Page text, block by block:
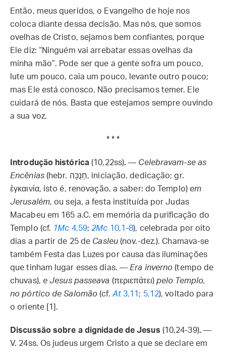
Então, meus queridos, o Evangelho de hoje nos
coloca diante dessa decisão. Mas nós, que somos
ovelhas de Cristo, sejamos bem confiantes, porque
Ele diz: “Ninguém vai arrebatar essas ovelhas da
minha mão”. Pode ser que a gente sofra um pouco,
lute um pouco, caia um pouco, levante outro pouco;
mas Ele está conosco. Não precisamos temer. Ele
cuidará de nós. Basta que estejamos sempre ouvindo
a sua voz.
* * *
Introdução histórica (10,22ss). — Celebravam-se as
Encênias(hebr. חָנֻכָּה, iniciação, dedicação; gr.
ἐγκαινία, isto é, renovação, a saber: do Templo) em
Jerusalém, ou seja, a festa instituída por Judas
Macabeu em 165 a.C. em memória da purificação do
Templo (cf. 1Mc 4,59;2Mc 10,1-8), celebrada por oito
dias a partir de 25 de Casleu(nov.-dez.). Chamava-se
também Festa das Luzes por causa das iluminações
que tinham lugar esses dias. — Era inverno (tempo de
chuvas), e Jesus passeava (περιεπάτει) pelo Templo,
no pórtico de Salomão (cf. At3,11 ; 5,12), voltado para
o oriente [1].
Discussão sobre a dignidade de Jesus (10,24-39).—
V. 24ss. Os judeus urgem Cristo a que se declare em